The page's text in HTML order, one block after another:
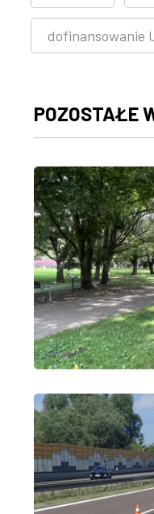
dofinansowanie
POZOSTAŁE